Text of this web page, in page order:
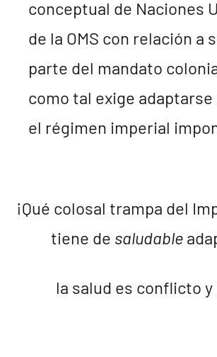
conceptual de Naciones
de la OMS con relación a
parte del mandato
como tal exige adaptarse
el régimen imperial
¡Qué colosal trampa del
tiene de saludable
la salud es conflicto y